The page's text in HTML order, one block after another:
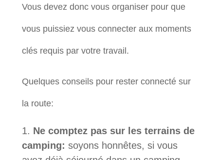
Vous devez donc vous organiser pour que
vous puissiez vous connecter aux moments
clés requis par votre travail.
Quelques conseils pour rester connecté sur
la route:
Ne comptez pas sur les terrains de
camping: soyons honnêtes, si vous